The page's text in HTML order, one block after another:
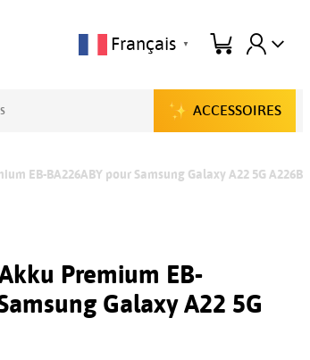
ACCESSOIRES
Français ▼
EB-BA226ABY pour Samsung Galaxy A22 5G A226B
Premium EB-
Galaxy A22 5G